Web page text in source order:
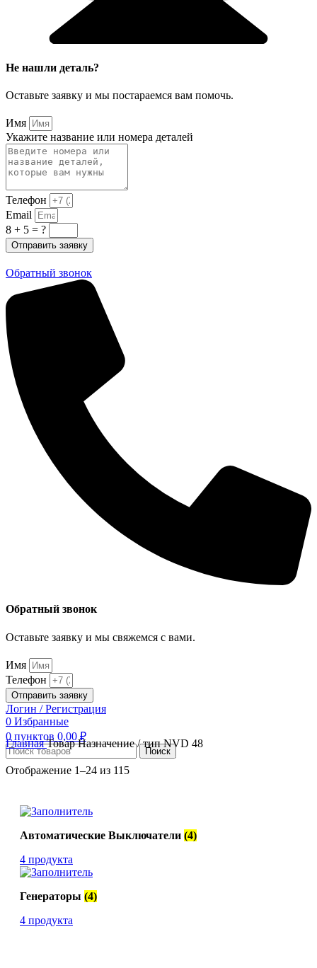
Не нашли деталь?
Оставьте заявку и мы постараемся вам помочь.
Имя
Укажите название или номера деталей
Телефон
Email
8 + 5 = ?
Отправить заявку
Обратный звонок
Обратный звонок
Оставьте заявку и мы свяжемся с вами.
Имя
Телефон
Отправить заявку
Логин / Регистрация
0 Избранные
0 пунктов 0,00 ₽
Поиск
ГлавнаяТовар Назначение / типNVD 48
Отображение 1–24 из 115
Автоматические Выключатели (4)
4 продукта
Генераторы (4)
4 продукта